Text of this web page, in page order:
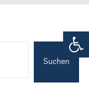
Suchen